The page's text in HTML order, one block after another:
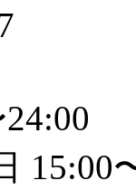
15:00